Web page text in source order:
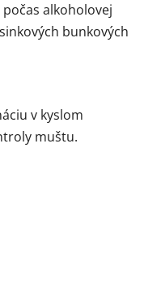
alkoholovej
bunkových
v kyslom
muštu.